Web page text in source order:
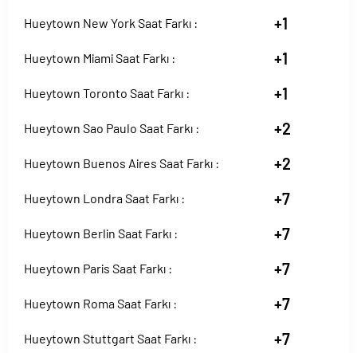
Hueytown New York Saat Farkı : +1
Hueytown Miami Saat Farkı : +1
Hueytown Toronto Saat Farkı : +1
Hueytown Sao Paulo Saat Farkı : +2
Hueytown Buenos Aires Saat Farkı : +2
Hueytown Londra Saat Farkı : +7
Hueytown Berlin Saat Farkı : +7
Hueytown Paris Saat Farkı : +7
Hueytown Roma Saat Farkı : +7
Hueytown Stuttgart Saat Farkı : +7